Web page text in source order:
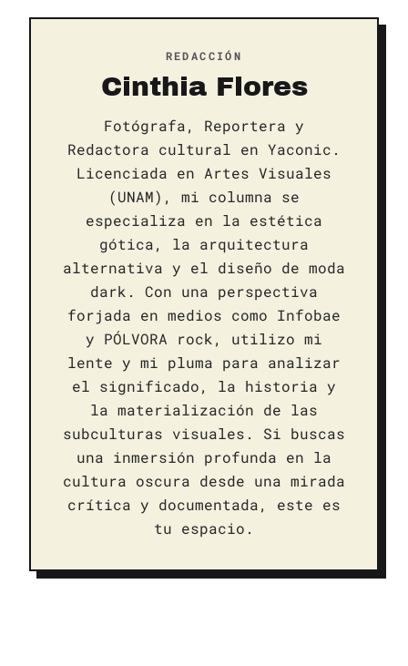
REDACCIÓN
Cinthia Flores
Fotógrafa, Reportera y
Redactora cultural en Yaconic.
Licenciada en Artes Visuales
(UNAM), mi columna se
especializa en la estética
gótica, la arquitectura
alternativa y el diseño de moda
dark. Con una perspectiva
forjada en medios como Infobae
y PÓLVORA rock, utilizo mi
lente y mi pluma para analizar
el significado, la historia y
la materialización de las
subculturas visuales. Si buscas
una inmersión profunda en la
cultura oscura desde una mirada
crítica y documentada, este es
tu espacio.